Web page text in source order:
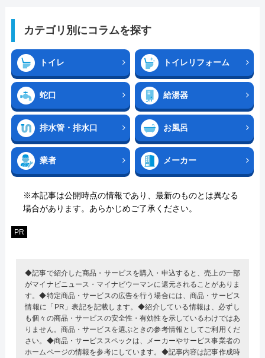
カテゴリ別にコラムを探す
トイレ トイレリフォーム
蛇口 給湯器
排水管・排水口 お風呂
業者 メーカー
※本記事は公開時点の情報であり、最新のものとは異なる
場合があります。あらかじめご了承ください。
PR
◆記事で紹介した商品・サービスを購入・申込すると、売上の一部
がマイナビニュース・マイナビウーマンに還元されることがありま
す。◆特定商品・サービスの広告を行う場合には、商品・サービス
情報に「PR」表記を記載します。◆紹介している情報は、必ずし
も個々の商品・サービスの安全性・有効性を示しているわけではあ
りません。商品・サービスを選ぶときの参考情報としてご利用くだ
さい。◆商品・サービススペックは、メーカーやサービス事業者の
ホームページの情報を参考にしています。◆記事内容は記事作成時